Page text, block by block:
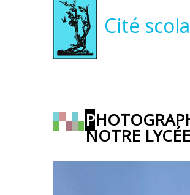
Cité
PHOTOGRAPHIES PRISES PAR CLARISSE FOND, AESH DE
NOTRE LYCÉE